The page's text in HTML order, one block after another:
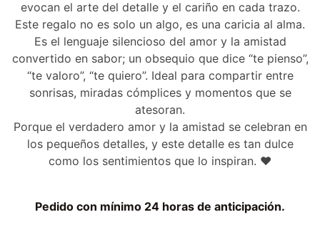
evocan el arte del detalle y el cariño en cada trazo.
Este regalo no es solo un algo, es una caricia al alma.
Es el lenguaje silencioso del amor y la amistad
convertido en sabor; un obsequio que dice “te pienso”,
“te valoro”, “te quiero”. Ideal para compartir entre
sonrisas, miradas cómplices y momentos que se
atesoran.
Porque el verdadero amor y la amistad se celebran en
los pequeños detalles, y este detalle es tan dulce
como los sentimientos que lo inspiran. ❤️
Pedido con mínimo 24 horas de anticipación.